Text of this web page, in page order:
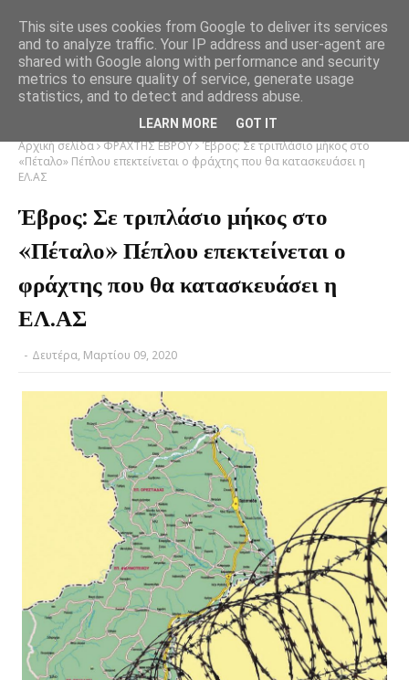
Αρχική σελίδα ΦΡΑΧΤΗΣ ΕΒΡΟΥ Έβρος: Σε τριπλάσιο μήκος στο
«Πέταλο» Πέπλου επεκτείνεται ο φράχτης που θα κατασκευάσει η
ΕΛ.ΑΣ
Έβρος: Σε τριπλάσιο μήκος στο
«Πέταλο» Πέπλου επεκτείνεται ο
φράχτης που θα κατασκευάσει η
ΕΛ.ΑΣ
- Δευτέρα, Μαρτίου 09, 2020
This site uses cookies from Google to deliver its services
and to analyze traffic. Your IP address and user-agent are
shared with Google along with performance and security
metrics to ensure quality of service, generate usage
statistics, and to detect and address abuse.
LEARN MORE GOT IT